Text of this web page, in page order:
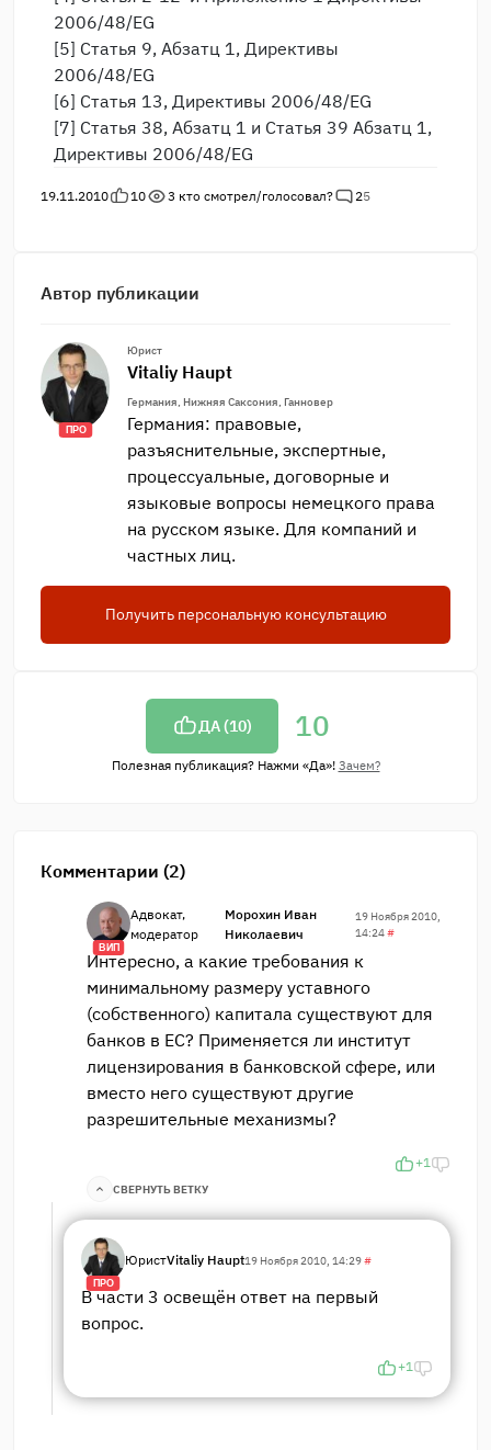
2006/48/EG
[5] Статья 9, Абзатц 1, Директивы
2006/48/EG
[6] Статья 13, Директивы 2006/48/EG
[7] Статья 38, Абзатц 1 и Статья 39 Абзатц 1,
Директивы 2006/48/EG
19.11.2010 10 3 кто смотрел/голосовал? 25
Автор публикации
ПРО
Юрист
Vitaliy Haupt
Германия, Нижняя Саксония, Ганновер
Германия: правовые,
разъяснительные, экспертные,
процессуальные, договорные и
языковые вопросы немецкого права
на русском языке. Для компаний и
частных лиц.
Получить персональную консультацию
ДА (10) 10
Полезная публикация? Нажми «Да»! Зачем?
Комментарии (2)
ВИП
Адвокат,
модератор
Морохин Иван
Николаевич
19 Ноября 2010,
14:24#
Интересно, а какие требования к
минимальному размеру уставного
(собственного) капитала существуют для
банков в ЕС? Применяется ли институт
лицензирования в банковской сфере, или
вместо него существуют другие
разрешительные механизмы?
+1
СВЕРНУТЬ ВЕТКУ
ПРО
ЮристVitaliy Haupt19 Ноября 2010, 14:29#
В части 3 освещён ответ на первый
вопрос.
+1